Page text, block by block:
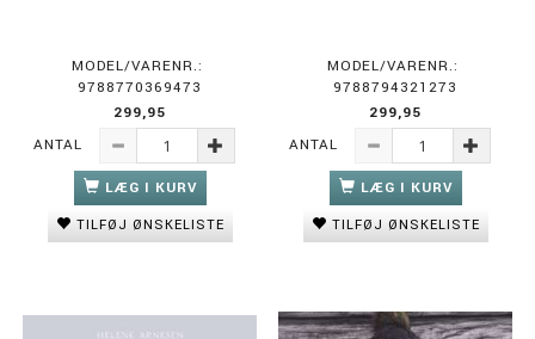
MODEL/VARENR.:
9788770369473
299,95
ANTAL
LÆG I KURV
TILFØJ ØNSKELISTE
MODEL/VARENR.:
9788794321273
299,95
ANTAL
LÆG I KURV
TILFØJ ØNSKELISTE